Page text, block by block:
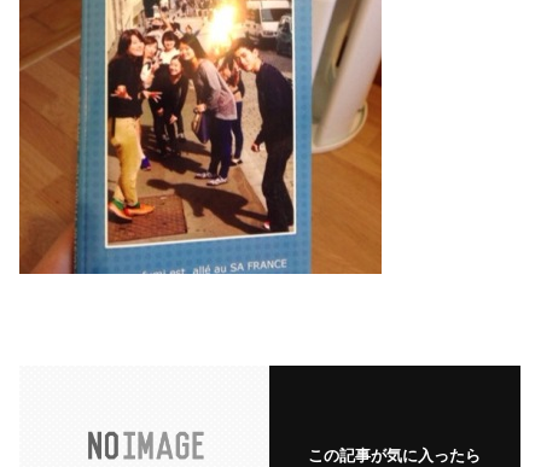
この記事が気に入ったら